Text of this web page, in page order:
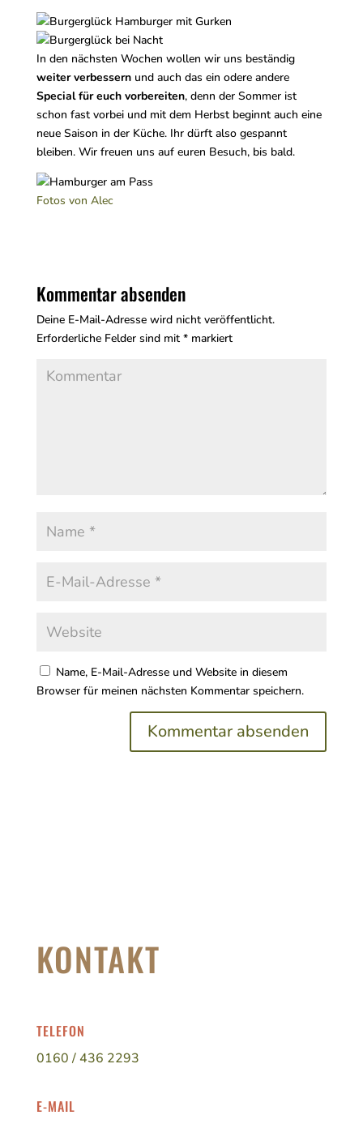
In den nächsten Wochen wollen wir uns beständig
weiter verbessernund auch das ein odere andere
Special für euch vorbereiten, denn der Sommer ist
schon fast vorbei und mit dem Herbst beginnt auch eine
neue Saison in der Küche. Ihr dürft also gespannt
bleiben. Wir freuen uns auf euren Besuch, bis bald.
Fotos von Alec
Kommentar absenden
Deine E-Mail-Adresse wird nicht veröffentlicht.
Erforderliche Felder sind mit *markiert
Name, E-Mail-Adresse und Website in diesem
Browser für meinen nächsten Kommentar speichern.
KONTAKT
TELEFON
0160 / 436 2293
E-MAIL